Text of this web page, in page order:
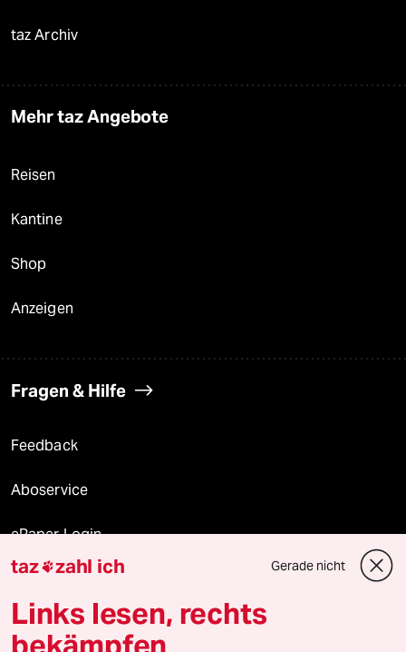
taz Archiv
Mehr taz Angebote
Reisen
Kantine
Shop
Anzeigen
Fragen & Hilfe
Feedback
Aboservice
ePaper Login
Downloads für Abonnierende
taz zahl ich Gerade nicht
Links lesen, rechts